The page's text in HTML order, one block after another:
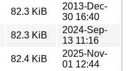
82.3 KiB
2013-Dec-
30 16:40
82.3 KiB
2024-Sep-
13 11:16
82.4 KiB
2025-Nov-
01 12:44